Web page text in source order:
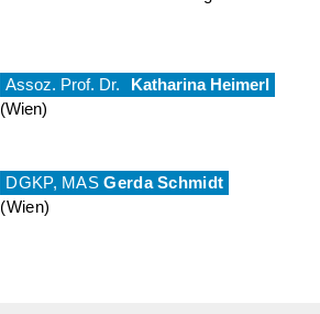
Assoz. Prof. Dr.
Katharina Heimerl
(Wien)
DGKP, MASGerda Schmidt
(Wien)